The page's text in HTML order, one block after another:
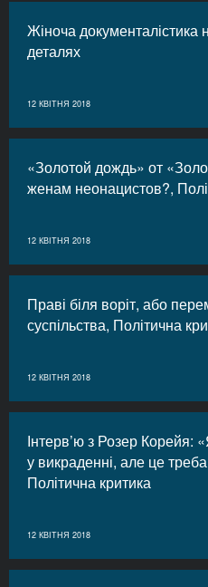
Жіноча
деталях
12 КВІТНЯ 2018
«Золотой дождь» от
женам неонацистов?,
12 КВІТНЯ 2018
Праві біля воріт, або
суспільства, Політична
12 КВІТНЯ 2018
Інтерв’ю з Розер Корейя:
у викраденні, але це
Політична критика
12 КВІТНЯ 2018